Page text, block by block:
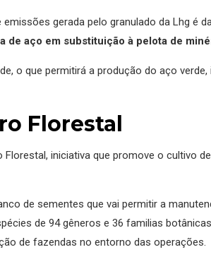
gerada pelo granulado da Lhg é
de aço em substituição à pelota de
o que permitirá a produção do aço verde,
Florestal
iniciativa que promove o cultivo
de sementes que vai permitir a
de 94 gêneros e 36 familias
de fazendas no entorno das operações.